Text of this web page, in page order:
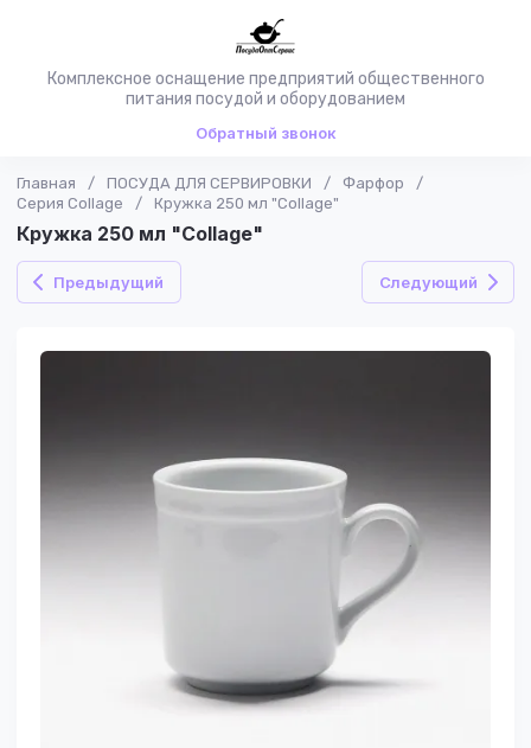
Комплексное оснащение предприятий общественного
питания посудой и оборудованием
Обратный звонок
Главная / ПОСУДА ДЛЯ СЕРВИРОВКИ / Фарфор
/
Серия Collage
/ Кружка 250 мл "Collage"
Кружка 250 мл "Collage"
Предыдущий Следующий